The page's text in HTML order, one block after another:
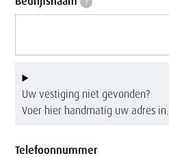
Uw vestiging niet gevonden?
Voer hier handmatig uw adres in.
Telefoonnummer